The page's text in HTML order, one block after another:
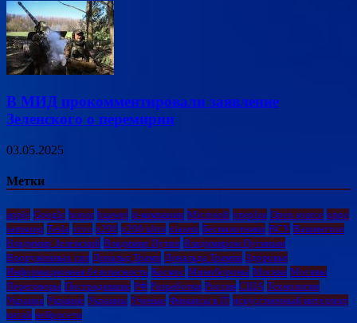
В МИД прокомментировали заявление
Зеленского о перемирии
03.05.2025
Метки
apple Google honor huawei it-компании Microsoft oneplus Open source oppo
samsung Tesla vivo x200 x200 ultra xiaomi Беспилотники ВСУ Вашингтон
Владимир Зеленский Владимир Путин Владимиром Путиным
Вооруженных сил Дональд Трамп Дональда Трампа Здоровье
Информационная безопасность Космос Минобороны Москва Москвы
Переговоры Пострадавшие РФ Разработки Россия США Технологии
Украина Украине Украины Ученые Финансы в IT искусственный интеллект
китай нейросети